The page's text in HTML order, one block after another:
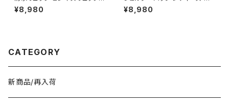
メンズ レディース バックパック
PCリュック 大容量リュック 防水
¥8,980
ンショルダーバッグ 斜めがけバ
ッグ レディースバッグ 大容量バ
¥8,980
CATEGORY
新商品/再入荷